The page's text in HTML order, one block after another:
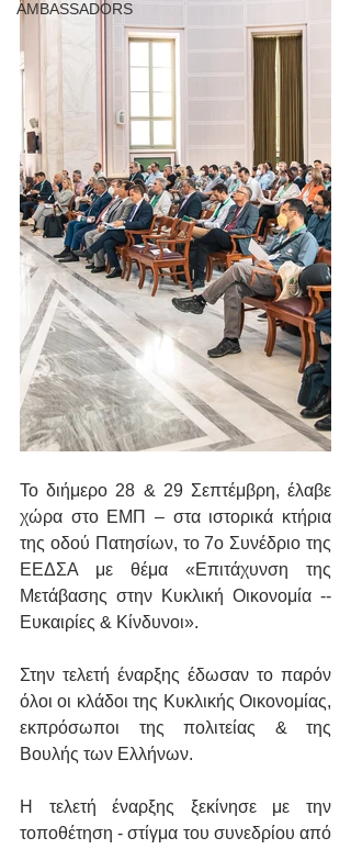
AMBASSADORS
Το διήμερο 28 & 29 Σεπτέμβρη, έλαβε
χώρα στο ΕΜΠ – στα ιστορικά κτήρια
της οδού Πατησίων, το 7o Συνέδριο της
ΕΕΔΣΑ με θέμα «Επιτάχυνση της
Μετάβασης στην Κυκλική Οικονομία --
Ευκαιρίες & Κίνδυνοι».
Στην τελετή έναρξης έδωσαν το παρόν
όλοι οι κλάδοι της Κυκλικής Οικονομίας,
εκπρόσωποι της πολιτείας & της
Βουλής των Ελλήνων.
Η τελετή έναρξης ξεκίνησε με την
τοποθέτηση - στίγμα του συνεδρίου από